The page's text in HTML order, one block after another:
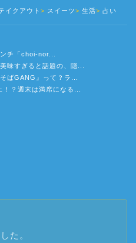
イクアウト スイーツ 生活 占い
チ「choi-nor...
味すぎると話題の、隠...
ばGANG』って？ラ...
？週末は満席になる...
た。